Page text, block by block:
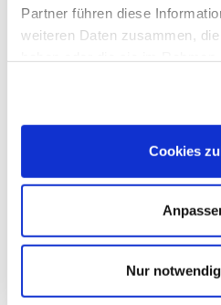
Partner führen diese
weiteren Daten zusammen,
Verarbeitung Ihrer Daten in
Informationen zu Cookies
Datenschutzhinweisen.
Cookies
Nur
GISmobil App
Mit der GISmobil App